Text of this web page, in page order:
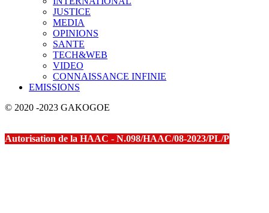
JUSTICE
MEDIA
OPINIONS
SANTE
TECH&WEB
VIDEO
CONNAISSANCE INFINIE
EMISSIONS
© 2020 -2023 GAKOGOE
Autorisation de la HAAC - N.098/HAAC/08-2023/PL/P